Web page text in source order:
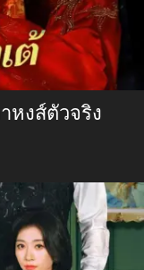
หงส์ตัวจริง